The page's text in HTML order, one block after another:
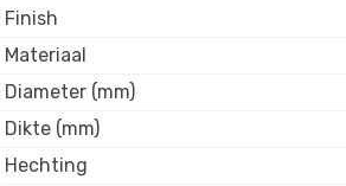
Finish
Materiaal
Diameter (mm)
Dikte (mm)
Hechting